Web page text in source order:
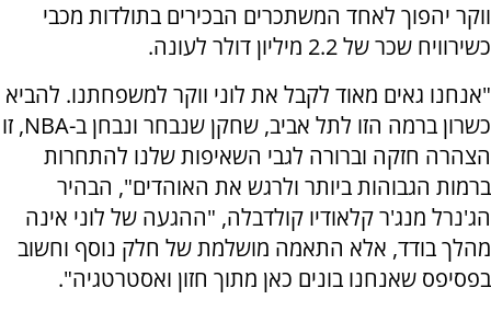
ווקר יהפוך לאחד המשתכרים הבכירים בתולדות מכבי
כשירוויח שכר של 2.2 מיליון דולר לעונה.
"אנחנו גאים מאוד לקבל את לוני ווקר למשפחתנו. להביא
כשרון ברמה הזו לתל אביב, שחקן שנבחר ונבחן ב-NBA, זו
הצהרה חזקה וברורה לגבי השאיפות שלנו להתחרות
ברמות הגבוהות ביותר ולרגש את האוהדים", הבהיר
הג'נרל מנג'ר קלאודיו קולדבלה, "ההגעה של לוני אינה
מהלך בודד, אלא התאמה מושלמת של חלק נוסף וחשוב
בפסיפס שאנחנו בונים כאן מתוך חזון ואסטרטגיה".